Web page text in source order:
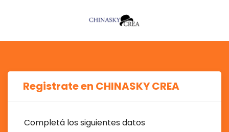
Registrate en CHINASKY CREA
Completá los siguientes datos